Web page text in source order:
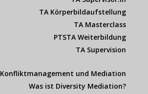
TA Körperbildaufstellung
TA Masterclass
PTSTA Weiterbildung
TA Supervision
Konfliktmanagement und Mediation
Was ist Diversity Mediation?